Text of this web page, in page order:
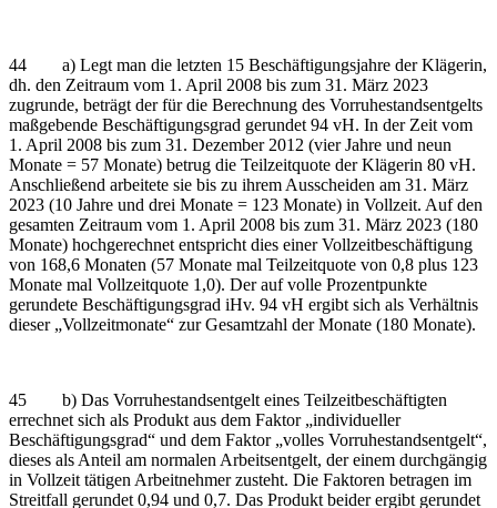
44 a) Legt man die letzten 15 Beschäftigungsjahre der Klägerin,
dh. den Zeitraum vom 1. April 2008 bis zum 31. März 2023
zugrunde, beträgt der für die Berechnung des Vorruhestandsentgelts
maßgebende Beschäftigungsgrad gerundet 94 vH. In der Zeit vom
1. April 2008 bis zum 31. Dezember 2012 (vier Jahre und neun
Monate = 57 Monate) betrug die Teilzeitquote der Klägerin 80 vH.
Anschließend arbeitete sie bis zu ihrem Ausscheiden am 31. März
2023 (10 Jahre und drei Monate = 123 Monate) in Vollzeit. Auf den
gesamten Zeitraum vom 1. April 2008 bis zum 31. März 2023 (180
Monate) hochgerechnet entspricht dies einer Vollzeitbeschäftigung
von 168,6 Monaten (57 Monate mal Teilzeitquote von 0,8 plus 123
Monate mal Vollzeitquote 1,0). Der auf volle Prozentpunkte
gerundete Beschäftigungsgrad iHv. 94 vH ergibt sich als Verhältnis
dieser „Vollzeitmonate“ zur Gesamtzahl der Monate (180 Monate).
45 b) Das Vorruhestandsentgelt eines Teilzeitbeschäftigten
errechnet sich als Produkt aus dem Faktor „individueller
Beschäftigungsgrad“ und dem Faktor „volles Vorruhestandsentgelt“,
dieses als Anteil am normalen Arbeitsentgelt, der einem durchgängig
in Vollzeit tätigen Arbeitnehmer zusteht. Die Faktoren betragen im
Streitfall gerundet 0,94 und 0,7. Das Produkt beider ergibt gerundet